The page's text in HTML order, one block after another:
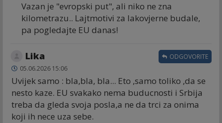
Vazan je "evropski put", ali niko ne zna
kilometrazu.. Lajtmotivi za lakovjerne budale,
pa pogledajte EU danas!
Lika
05.06.2026 15:06
Uvijek samo : bla,bla, bla... Eto ,samo toliko ,da se
nesto kaze. EU svakako nema buducnosti i Srbija
treba da gleda svoja posla,a ne da trci za onima
koji ih nece uza sebe.
ODGOVORITE